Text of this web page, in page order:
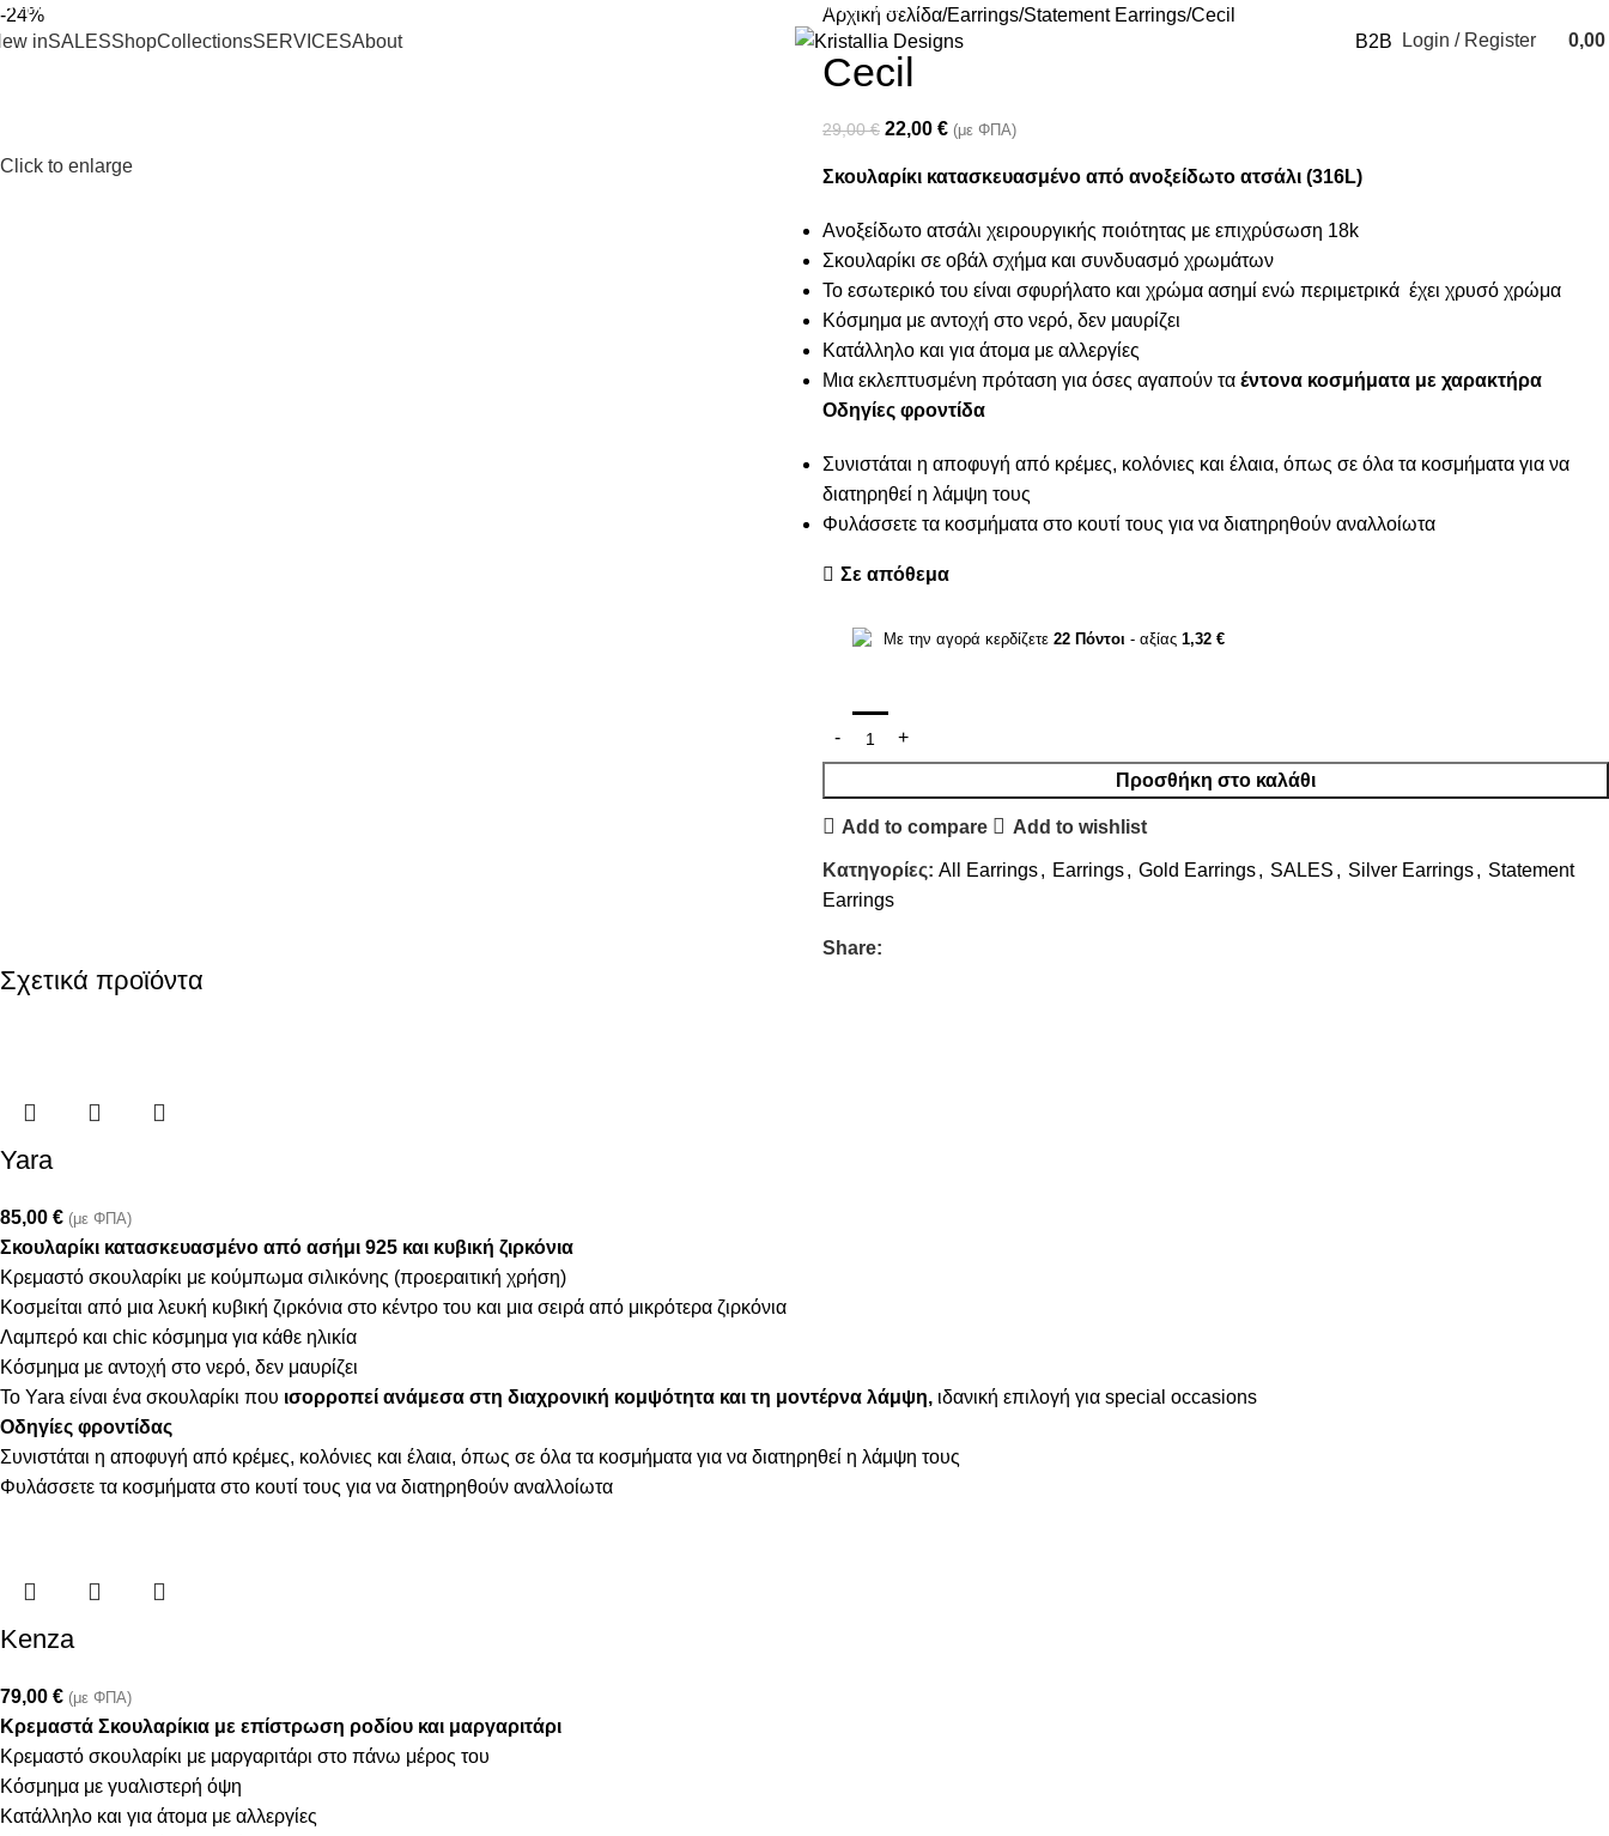
ON ORDERS OVER 100€ Join our newsletter and enjoy 10% Off
inSALESShopCollectionsSERVICESAbout B2B Login / Register 0,00
-24%
Click to enlarge
Αρχική σελίδα Earrings Statement Earrings Cecil
Cecil
29,00€ 22,00 € (με ΦΠΑ)
Σκουλαρίκι κατασκευασμένο από ανοξείδωτο ατσάλι (316L)
Ανοξείδωτο ατσάλι χειρουργικής ποιότητας με επιχρύσωση 18k
Σκουλαρίκι σε οβάλ σχήμα και συνδυασμό χρωμάτων
Το εσωτερικό του είναι σφυρήλατο και χρώμα ασημί ενώ περιμετρικά έχει χρυσό χρώμα
Κόσμημα με αντοχή στο νερό, δεν μαυρίζει
Κατάλληλο και για άτομα με αλλεργίες
Μια εκλεπτυσμένη πρόταση για όσες αγαπούν τα έντονα κοσμήματα με χαρακτήρα
Οδηγίες φροντίδα
Συνιστάται η αποφυγή από κρέμες, κολόνιες και έλαια, όπως σε όλα τα κοσμήματα για να
διατηρηθεί η λάμψη τους
Φυλάσσετε τα κοσμήματα στο κουτί τους για να διατηρηθούν αναλλοίωτα
Σε απόθεμα
Με την αγορά κερδίζετε 22 Πόντοι - αξίας 1,32 €
Προσθήκη στο καλάθι
Add to compare Add to wishlist
Κατηγορίες: All Earrings, Earrings, Gold Earrings, SALES , Silver Earrings, Statement
Earrings
Share:
Σχετικά προϊόντα
Yara
85,00 € (με ΦΠΑ)
Σκουλαρίκι κατασκευασμένo από ασήμι 925 και κυβική ζιρκόνια
Κρεμαστό σκουλαρίκι με κούμπωμα σιλικόνης (προεραιτική χρήση)
Κοσμείται από μια λευκή κυβική ζιρκόνια στο κέντρο του και μια σειρά από μικρότερα ζιρκόνια
Λαμπερό και chic κόσμημα για κάθε ηλικία
Κόσμημα με αντοχή στο νερό, δεν μαυρίζει
Το Yara είναι ένα σκουλαρίκι που ισορροπεί ανάμεσα στη διαχρονική κομψότητα και τη μοντέρνα λάμψη, ιδανική επιλογή για special occasions
Οδηγίες φροντίδας
Συνιστάται η αποφυγή από κρέμες, κολόνιες και έλαια, όπως σε όλα τα κοσμήματα για να διατηρηθεί η λάμψη τους
Φυλάσσετε τα κοσμήματα στο κουτί τους για να διατηρηθούν αναλλοίωτα
Kenza
79,00 € (με ΦΠΑ)
Κρεμαστά Σκουλαρίκια με επίστρωση ροδίου και μαργαριτάρι
Κρεμαστό σκουλαρίκι με μαργαριτάρι στο πάνω μέρος του
Κόσμημα με γυαλιστερή όψη
Κατάλληλο και για άτομα με αλλεργίες